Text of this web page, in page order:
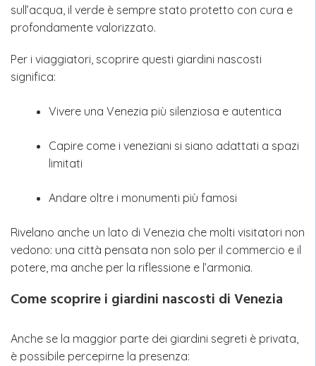
sull’acqua, il verde è sempre stato protetto con cura e
profondamente valorizzato.
Per i viaggiatori, scoprire questi giardini nascosti
significa:
Vivere una Venezia più silenziosa e autentica
Capire come i veneziani si siano adattati a spazi
limitati
Andare oltre i monumenti più famosi
Rivelano anche un lato di Venezia che molti visitatori non
vedono: una città pensata non solo per il commercio e il
potere, ma anche per la riflessione e l’armonia.
Come scoprire i giardini nascosti di Venezia
Anche se la maggior parte dei giardini segreti è privata,
è possibile percepirne la presenza: